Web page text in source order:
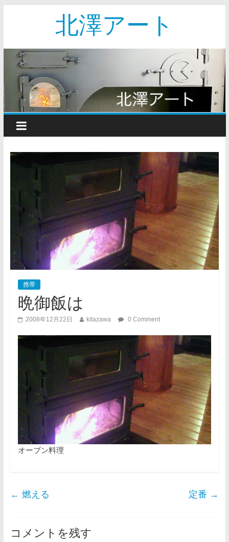
北澤アート
携帯
晩御飯は
2008年12月22日 kitazawa 0 Comment
オーブン料理
← 燃える 定番 →
コメントを残す